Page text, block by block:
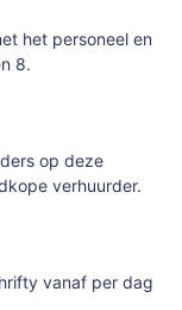
het personeel en
8.
op deze
verhuurder.
vanaf per dag